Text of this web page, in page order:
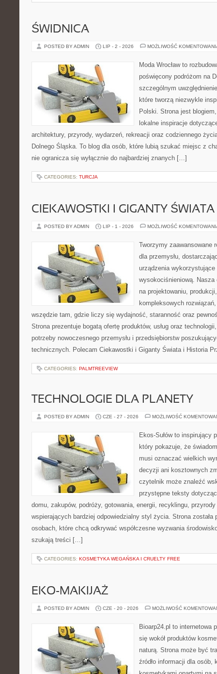
ŚWIDNICA
POSTED BY ADMIN LIP - 2 - 2026 MOŻLIWOŚĆ
Moda Wrocław to
poświęcony podróżom na
szczególnym
które tworzą niezwykle
Polski. Strona jest
lokalne inspiracje
architektury, przyrody, wydarzeń, rekreacji oraz codziennego
Dolnego Śląska. To blog dla osób, które lubią szukać miejsc z
nie ogranicza się wyłącznie do najbardziej znanych […]
CATEGORIES: TURCJA
CIEKAWOSTKI I GIGANTY ŚWIATA
POSTED BY ADMIN LIP - 1 - 2026 MOŻLIWOŚĆ
Tworzymy zaawansowane
dla przemysłu,
urządzenia wykorzystujące
wysokociśnieniową. Nasza
na projektowaniu,
kompleksowych
wszędzie tam, gdzie liczy się wydajność, staranność oraz
Strona prezentuje bogatą ofertę produktów, usług oraz
potrzeby nowoczesnego przemysłu i przedsiębiorstw
technicznych. Polecam Ciekawostki i Giganty Świata i Historia
CATEGORIES: PALMTREEVIEW
TECHNOLOGIE DLA PLANETY
POSTED BY ADMIN CZE - 27 - 2026 MOŻLIWOŚĆ
Ekos-Sułów to inspirujący
który pokazuje, że
musi oznaczać wielkich
decyzji ani kosztownych
czytelnik może znaleźć
przystępne teksty
domu, zakupów, podróży, gotowania, energii, recyklingu,
wspierających bardziej odpowiedzialny styl życia. Strona została
osobach, które chcą odkrywać współczesne wyzwania
szukają treści […]
CATEGORIES: KOSMETYKA WEGAŃSKA I CRUELTY FREE
EKO-MAKIJAŻ
POSTED BY ADMIN CZE - 20 - 2026 MOŻLIWOŚĆ
Bioarp24.pl to internetowa
się wokół produktów
naturą. Strona może być
źródło informacji dla osób,